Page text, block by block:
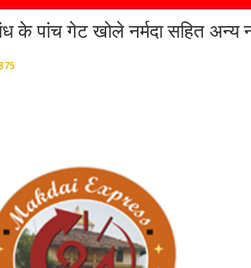
पांच गेट खोले नर्मदा सहित अन्य